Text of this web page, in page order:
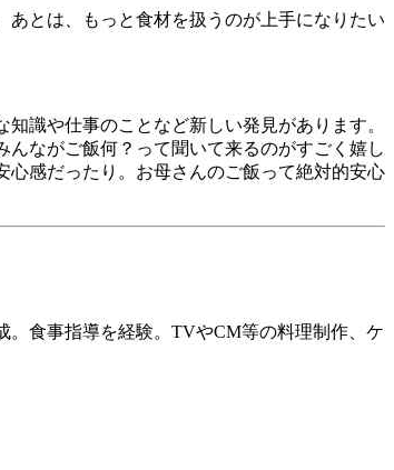
あとは、もっと食材を扱うのが上手になりたい
識や仕事のことなど新しい発見があります。
ながご飯何？って聞いて来るのがすごく嬉し
感だったり。お母さんのご飯って絶対的安心
食事指導を経験。 TVやCM等の料理制作、ケ